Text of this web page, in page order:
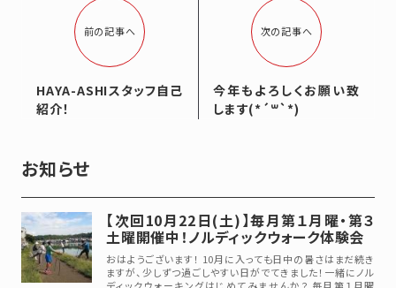
前の記事へ
HAYA-ASHIスタッフ自己
紹介！
次の記事へ
今年もよろしくお願い致
します(*´꒳`*)
お知らせ
【次回10月22日(土)】毎月第１月曜・第３
土曜開催中！ノルディックウォーク体験会
おはようございます！ 10月に入っても日中の暑さはまだ続き
ますが、少しずつ過ごしやすい日がでてきました！一緒にノル
ディックウォーキングはじめてみませんか？ 毎月第１月曜